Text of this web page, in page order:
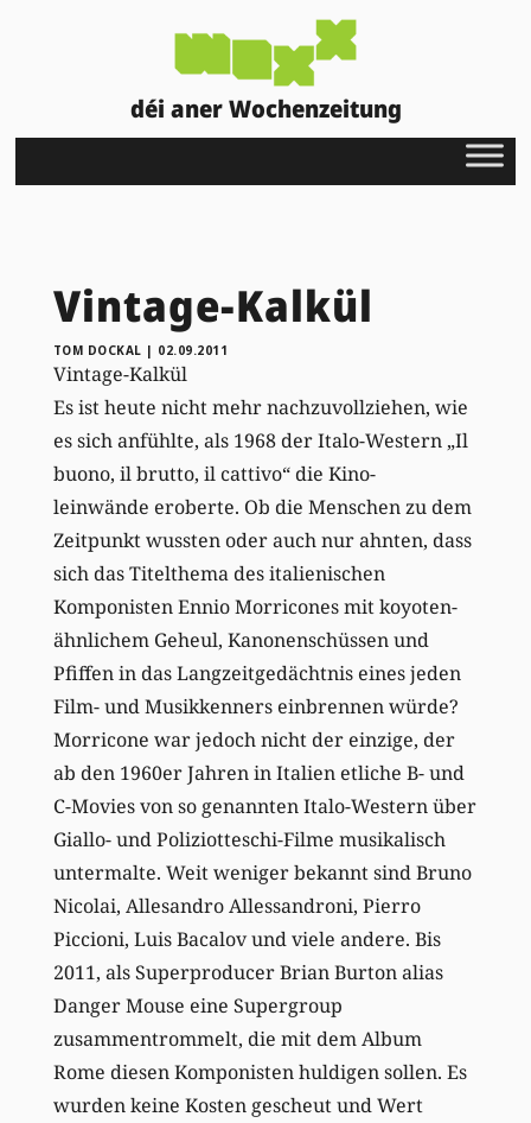
déi aner Wochenzeitung
Vintage-Kalkül
TOM DOCKAL | 02.09.2011
Vintage-Kalkül
Es ist heute nicht mehr nachzuvollziehen, wie
es sich anfühlte, als 1968 der Italo-Western „Il
buono, il brutto, il cattivo“ die Kino-
leinwände eroberte. Ob die Menschen zu dem
Zeitpunkt wussten oder auch nur ahnten, dass
sich das Titelthema des italienischen
Komponisten Ennio Morricones mit koyoten-
ähnlichem Geheul, Kanonenschüssen und
Pfiffen in das Langzeitgedächtnis eines jeden
Film- und Musikkenners einbrennen würde?
Morricone war jedoch nicht der einzige, der
ab den 1960er Jahren in Italien etliche B- und
C-Movies von so genannten Italo-Western über
Giallo- und Poliziotteschi-Filme musikalisch
untermalte. Weit weniger bekannt sind Bruno
Nicolai, Allesandro Allessandroni, Pierro
Piccioni, Luis Bacalov und viele andere. Bis
2011, als Superproducer Brian Burton alias
Danger Mouse eine Supergroup
zusammentrommelt, die mit dem Album
Rome diesen Komponisten huldigen sollen. Es
wurden keine Kosten gescheut und Wert